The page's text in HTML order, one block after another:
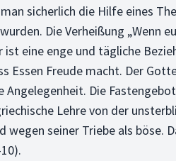
sicherlich die Hilfe eines
Die Verheißung „Wenn
eine enge und tägliche
Essen Freude macht. Der
Die
Lehre von der
seiner Triebe als